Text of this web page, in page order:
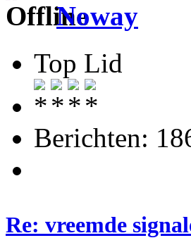
Noway
Top Lid
Berichten:
Re: vreemde